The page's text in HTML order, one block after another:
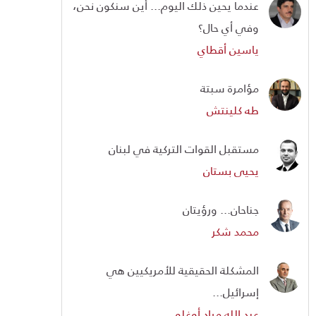
عندما يحين ذلك اليوم... أين سنكون نحن،
وفي أي حال؟
ياسين أقطاي
مؤامرة سبتة
طه كلينتش
مستقبل القوات التركية في لبنان
يحيى بستان
جناحان... ورؤيتان
محمد شكر
المشكلة الحقيقية للأمريكيين هي
إسرائيل...